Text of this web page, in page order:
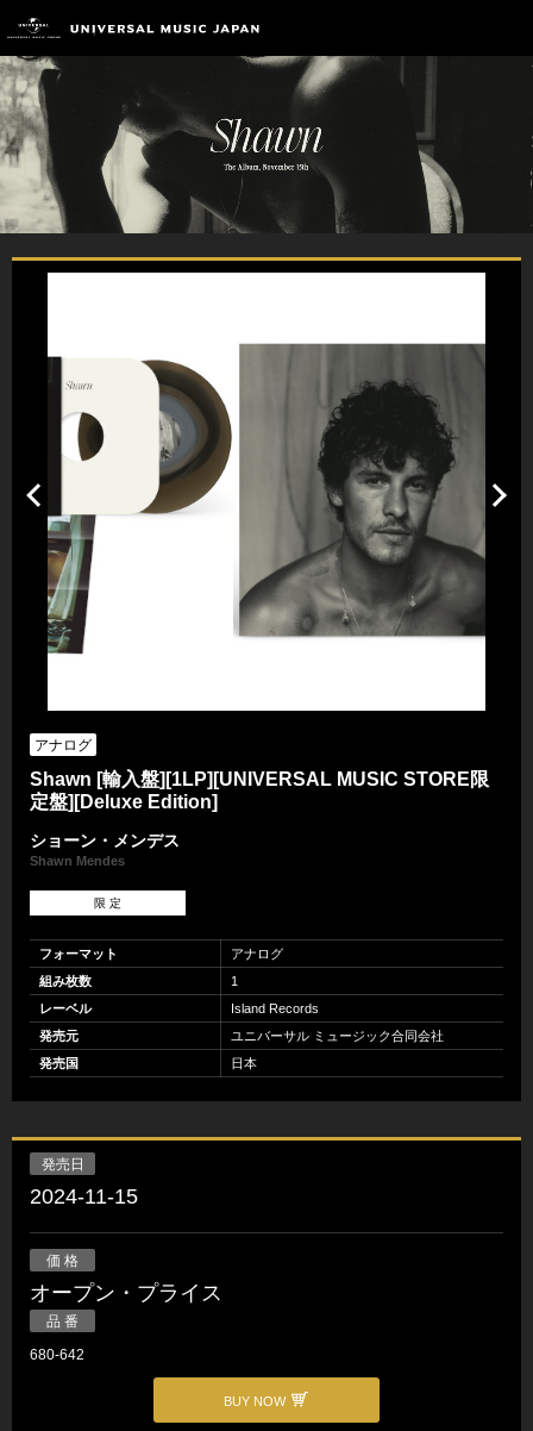
アナログ
Shawn [輸入盤][1LP][UNIVERSAL MUSIC STORE限
定盤][Deluxe Edition]
ショーン・メンデス
Shawn Mendes
限 定
フォーマット
アナログ
組み枚数
1
レーベル
Island Records
発売元
ユニバーサル ミュージック合同会社
発売国
日本
発売日
2024-11-15
価 格
オープン・プライス
品 番
680-642
BUY NOW